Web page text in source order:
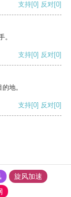
支持[0] 反对[0]
。
支持[0] 反对[0]
地。
支持[0] 反对[0]
旋风加速